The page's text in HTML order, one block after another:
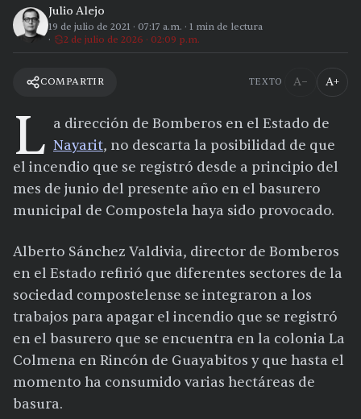
Julio Alejo
19 de julio de 2021 · 07:17 a.m. · 1 min de lectura
2 de julio de 2026 · 02:09 p.m.
COMPARTIR TEXTO A− A+
L a dirección de Bomberos en el Estado de
Nayarit, no descarta la posibilidad de que
el incendio que se registró desde a principio del
mes de junio del presente año en el basurero
municipal de Compostela haya sido provocado.
Alberto Sánchez Valdivia, director de Bomberos
en el Estado refirió que diferentes sectores de la
sociedad compostelense se integraron a los
trabajos para apagar el incendio que se registró
en el basurero que se encuentra en la colonia La
Colmena en Rincón de Guayabitos y que hasta el
momento ha consumido varias hectáreas de
basura.